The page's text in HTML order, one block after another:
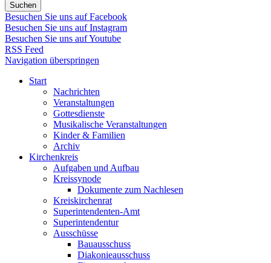
Suchen
Besuchen Sie uns auf Facebook
Besuchen Sie uns auf Instagram
Besuchen Sie uns auf Youtube
RSS Feed
Navigation überspringen
Start
Nachrichten
Veranstaltungen
Gottesdienste
Musikalische Veranstaltungen
Kinder & Familien
Archiv
Kirchenkreis
Aufgaben und Aufbau
Kreissynode
Dokumente zum Nachlesen
Kreiskirchenrat
Superintendenten-Amt
Superintendentur
Ausschüsse
Bauausschuss
Diakonieausschuss